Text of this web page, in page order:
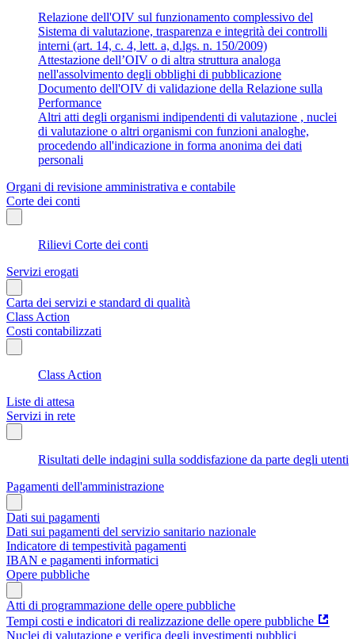
Relazione dell'OIV sul funzionamento complessivo del
Sistema di valutazione, trasparenza e integrità dei controlli
interni (art. 14, c. 4, lett. a, d.lgs. n. 150/2009)
Attestazione dell’OIV o di altra struttura analoga
nell'assolvimento degli obblighi di pubblicazione
Documento dell'OIV di validazione della Relazione sulla
Performance
Altri atti degli organismi indipendenti di valutazione , nuclei
di valutazione o altri organismi con funzioni analoghe,
procedendo all'indicazione in forma anonima dei dati
personali
Organi di revisione amministrativa e contabile
Corte dei conti
Rilievi Corte dei conti
Servizi erogati
Carta dei servizi e standard di qualità
Class Action
Costi contabilizzati
Class Action
Liste di attesa
Servizi in rete
Risultati delle indagini sulla soddisfazione da parte degli utenti
Pagamenti dell'amministrazione
Dati sui pagamenti
Dati sui pagamenti del servizio sanitario nazionale
Indicatore di tempestività pagamenti
IBAN e pagamenti informatici
Opere pubbliche
Atti di programmazione delle opere pubbliche
Tempi costi e indicatori di realizzazione delle opere pubbliche
Nuclei di valutazione e verifica degli investimenti pubblici